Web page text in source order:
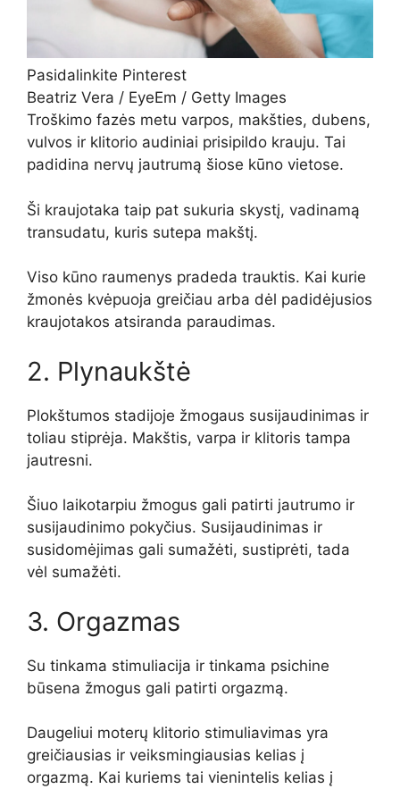
Pasidalinkite Pinterest
Beatriz Vera / EyeEm / Getty Images
Troškimo fazės metu varpos, makšties, dubens,
vulvos ir klitorio audiniai prisipildo krauju. Tai
padidina nervų jautrumą šiose kūno vietose.
Ši kraujotaka taip pat sukuria skystį, vadinamą
transudatu, kuris sutepa makštį.
Viso kūno raumenys pradeda trauktis. Kai kurie
žmonės kvėpuoja greičiau arba dėl padidėjusios
kraujotakos atsiranda paraudimas.
2. Plynaukštė
Plokštumos stadijoje žmogaus susijaudinimas ir
toliau stiprėja. Makštis, varpa ir klitoris tampa
jautresni.
Šiuo laikotarpiu žmogus gali patirti jautrumo ir
susijaudinimo pokyčius. Susijaudinimas ir
susidomėjimas gali sumažėti, sustiprėti, tada
vėl sumažėti.
3. Orgazmas
Su tinkama stimuliacija ir tinkama psichine
būsena žmogus gali patirti orgazmą.
Daugeliui moterų klitorio stimuliavimas yra
greičiausias ir veiksmingiausias kelias į
orgazmą. Kai kuriems tai vienintelis kelias į